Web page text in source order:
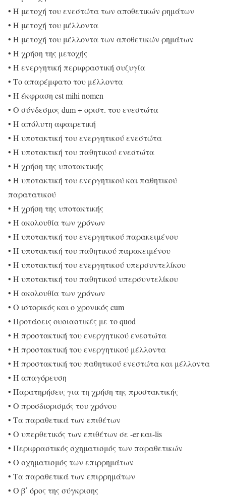
• Η μετοχή του ενεστώτα των αποθετικών ρημάτων
• Η μετοχή του μέλλοντα
• Η μετοχή του μέλλοντα των αποθετικών ρημάτων
• Η χρήση της μετοχής
• Η ενεργητική περιφραστική συζυγία
• Το απαρέμφατο του μέλλοντα
• Η έκφραση est mihi nomen
• Ο σύνδεσμος dum + οριστ. του ενεστώτα
• Η απόλυτη αφαιρετική
• Η υποτακτική του ενεργητικού ενεστώτα
• Η υποτακτική του παθητικού ενεστώτα
• Η χρήση της υποτακτικής
• Η υποτακτική του ενεργητικού και παθητικού
παρατατικού
• Η χρήση της υποτακτικής
• Η ακολουθία των χρόνων
• Η υποτακτική του ενεργητικού παρακειμένου
• Η υποτακτική του παθητικού παρακειμένου
• Η υποτακτική του ενεργητικού υπερσυντελίκου
• Η υποτακτική του παθητικού υπερσυντελίκου
• Η ακολουθία των χρόνων
• Ο ιστορικός και ο χρονικός cum
• Προτάσεις ουσιαστικές με το quod
• Η προστακτική του ενεργητικού ενεστώτα
• Η προστακτική του ενεργητικού μέλλοντα
• Η προστακτική του παθητικού ενεστώτα και μέλλοντα
• Η απαγόρευση
• Παρατηρήσεις για τη χρήση της προστακτικής
• Ο προσδιορισμός του χρόνου
• Τα παραθετικά των επιθέτων
• Ο υπερθετικός των επιθέτων σε -er και-lis
• Περιφραστικός σχηματισμός των παραθετικών
• Ο σχηματισμός των επιρρημάτων
• Τα παραθετικά των επιρρημάτων
• Ο β΄ όρος της σύγκρισης